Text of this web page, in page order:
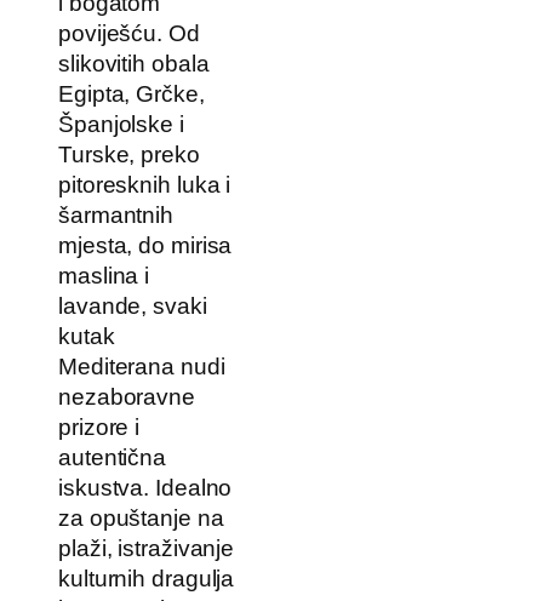
poviješću. Od
slikovitih obala
Egipta, Grčke,
Španjolske i
Turske, preko
pitoresknih luka i
šarmantnih
mjesta, do mirisa
maslina i
lavande, svaki
kutak
Mediterana nudi
nezaboravne
prizore i
autentična
iskustva. Idealno
za opuštanje na
plaži, istraživanje
kulturnih dragulja